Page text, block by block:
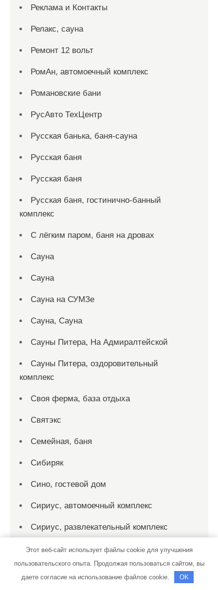
Реклама и Контакты
Релакс, сауна
Ремонт 12 вольт
РомАн, автомоечный комплекс
Романовские бани
РусАвто ТехЦентр
Русская банька, баня-сауна
Русская баня
Русская баня
Русская баня, гостинично-банный
комплекс
С лёгким паром, баня на дровах
Сауна
Сауна
Сауна на СУМЗе
Сауна, Сауна
Сауны Питера, На Адмиралтейской
Сауны Питера, оздоровительный
комплекс
Своя ферма, база отдыха
Святэкс
Семейная, баня
Сибиряк
Сино, гостевой дом
Сириус, автомоечный комплекс
Сириус, развлекательный комплекс
Скиф, автомойка
Этот веб-сайт использует файлы cookie для улучшения
пользовательского опыта. Продолжая пользоваться сайтом, вы
даете согласие на использование файлов cookie.
OK